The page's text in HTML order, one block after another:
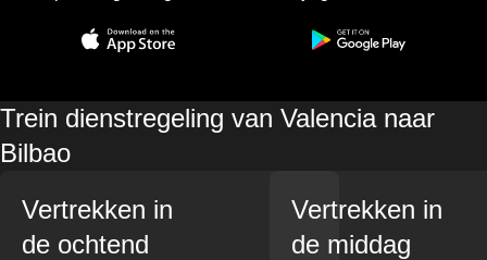
Trein dienstregeling van Valencia naar
Bilbao
Vertrekken in
de ochtend
Vertrekken in
de middag